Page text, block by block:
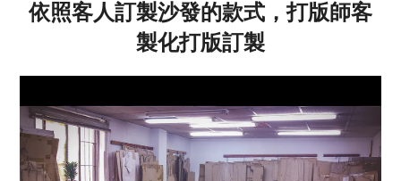
依照客人訂製沙發的款式，打版師客
製化打版訂製